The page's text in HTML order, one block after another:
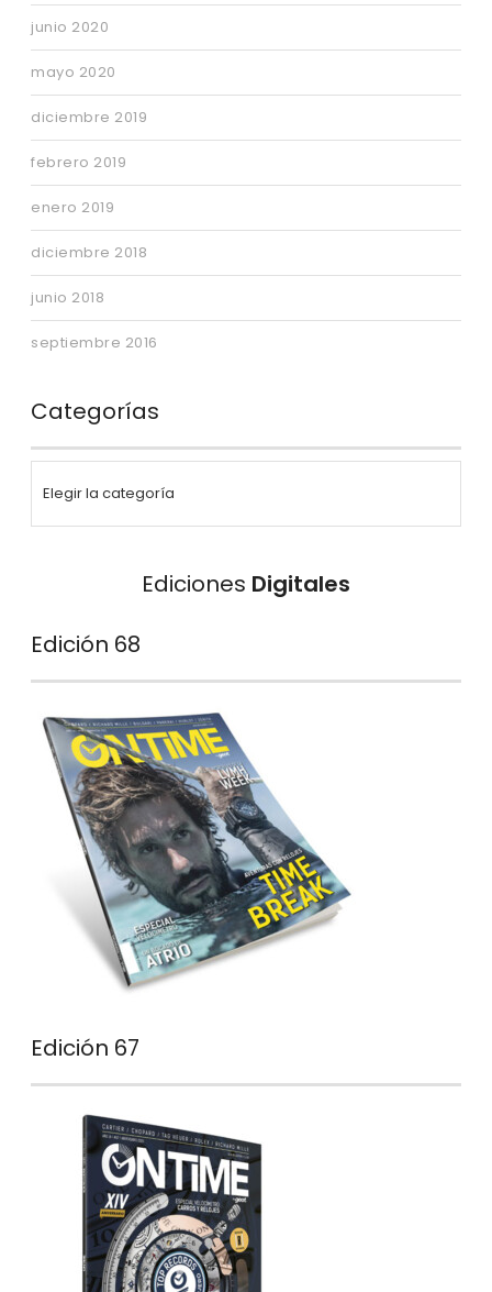
junio 2020
mayo 2020
diciembre 2019
febrero 2019
enero 2019
diciembre 2018
junio 2018
septiembre 2016
Categorías
Ediciones Digitales
Edición 68
Edición 67